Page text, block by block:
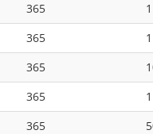
365 1
365 1
365
365 1
365